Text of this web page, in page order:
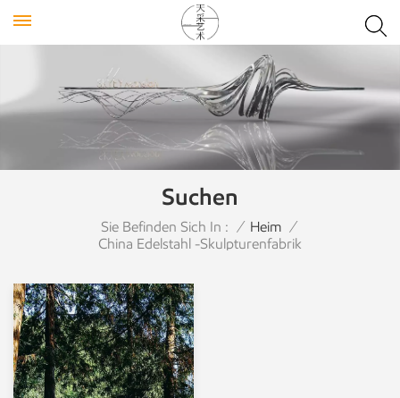
Suchen
Sie Befinden Sich In : / Heim /
China Edelstahl -Skulpturenfabrik